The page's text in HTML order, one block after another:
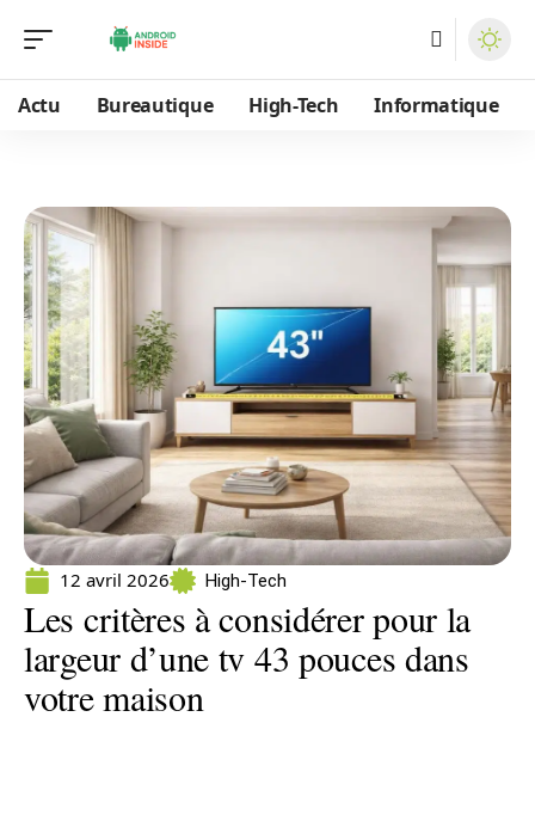
Actu Bureautique High-Tech Informatique
12 avril 2026 High-Tech
Les critères à considérer pour la
largeur d’une tv 43 pouces dans
votre maison